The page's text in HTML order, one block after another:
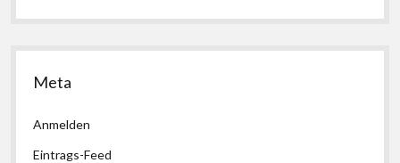
Meta
Anmelden
Eintrags-Feed